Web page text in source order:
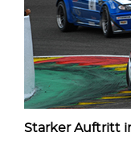
Starker Auftritt